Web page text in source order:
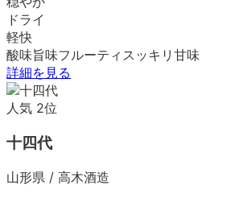
ドライ
軽快
酸味旨味フルーティ スッキリ 甘味
詳細を見る
人気 2位
十四代
山形県 / 高木酒造